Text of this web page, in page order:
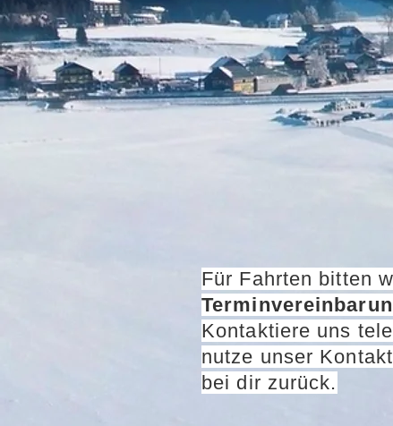
Für Fahrten bitten
Kontaktiere uns
nutze unser
bei dir zurück.